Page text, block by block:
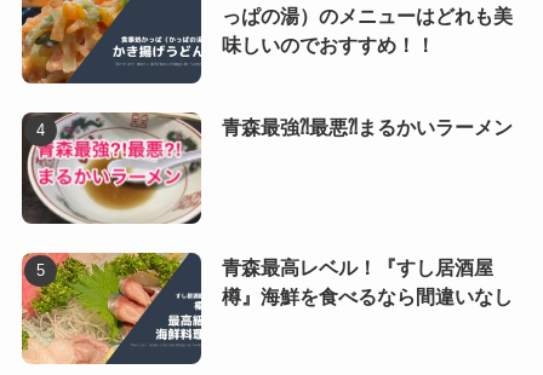
っぱの湯）のメニューはどれも美
味しいのでおすすめ！！
青森最強⁈最悪⁈まるかいラーメン
青森最高レベル！『すし居酒屋
樽』海鮮を食べるなら間違いなし